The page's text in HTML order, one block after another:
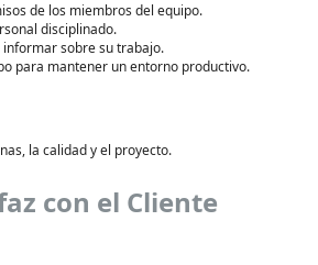
de los miembros del equipo.
disciplinado.
informar sobre su trabajo.
para mantener un entorno productivo.
la calidad y el proyecto.
con el Cliente